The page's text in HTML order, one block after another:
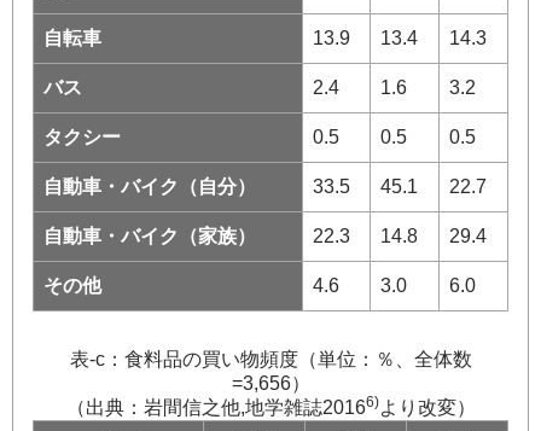
自転車 13.9 13.4 14.3
バス 2.4 1.6 3.2
タクシー 0.5 0.5 0.5
自動車・バイク（自分） 33.5 45.1 22.7
自動車・バイク（家族） 22.3 14.8 29.4
その他 4.6 3.0 6.0
表-c：食料品の買い物頻度（単位：％、全体数
=3,656）
（出典：岩間信之他,地学雑誌20166)より改変）